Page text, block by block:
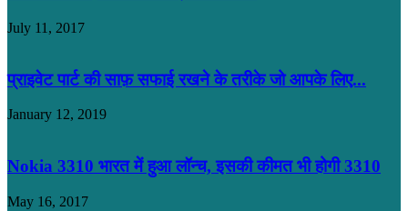
July 11, 2017
प्राइवेट पार्ट की साफ़ सफाई रखने के तरीके जो आपके लिए...
January 12, 2019
Nokia 3310 भारत में हुआ लॉन्च, इसकी कीमत भी होगी 3310
May 16, 2017